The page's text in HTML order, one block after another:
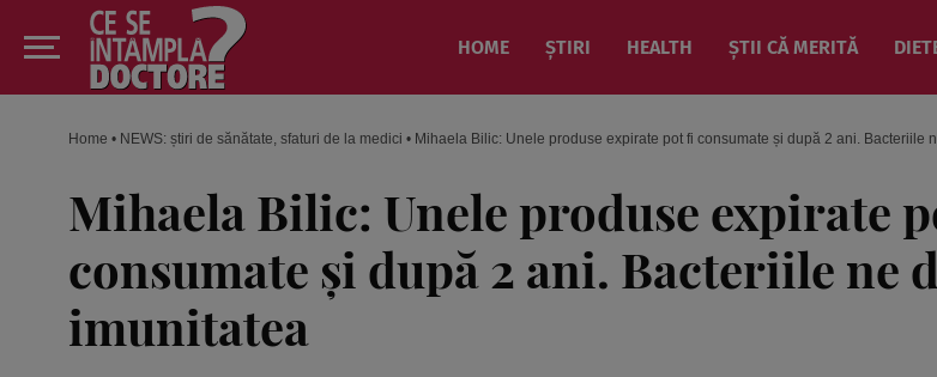
HOME ȘTIRI HEALTH ȘTII CĂ MERITĂ
Home • NEWS: știri de sănătate, sfaturi de la medici • Mihaela Bilic: Unele produse expirate pot fi consumate și după 2 ani. Bacteriile
Mihaela Bilic: Unele produse expirate
consumate și după 2 ani. Bacteriile ne
imunitatea